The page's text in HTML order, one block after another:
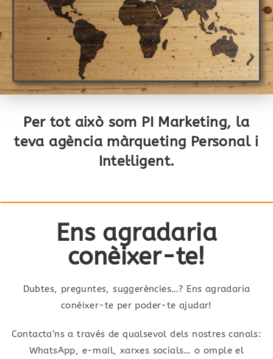
Per tot això som PI Marketing, la
teva agència màrqueting Personal i
Intel·ligent.
Ens agradaria
conèixer-te!
Dubtes, preguntes, suggerències…? Ens agradaria
conèixer-te per poder-te ajudar!
Contacta’ns a través de qualsevol dels nostres canals:
WhatsApp, e-mail, xarxes socials… o omple el